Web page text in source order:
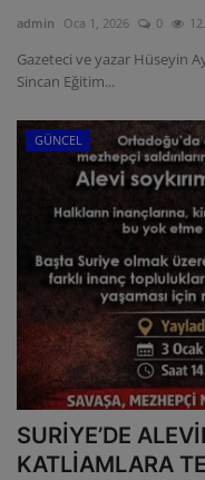
admin Oca 1, 2026 0
Gazeteci ve yazar Hüseyin
Sincan Eğitim...
GÜNCEL
SURİYE’DE
KATLİAMLARA